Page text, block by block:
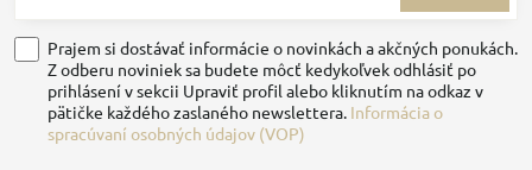
Prajem si dostávať informácie o novinkách a akčných ponukách.
Z odberu noviniek sa budete môcť kedykoľvek odhlásiť po
prihlásení v sekcii Upraviť profil alebo kliknutím na odkaz v
pätičke každého zaslaného newslettera. Informácia o
spracúvaní osobných údajov (VOP)